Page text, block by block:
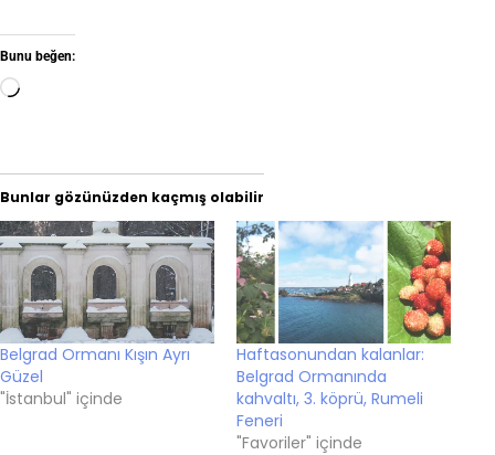
Bunu beğen:
Yükleniyor...
Bunlar gözünüzden kaçmış olabilir
Belgrad Ormanı Kışın Ayrı
Güzel
"İstanbul" içinde
Haftasonundan kalanlar:
Belgrad Ormanında
kahvaltı, 3. köprü, Rumeli
Feneri
"Favoriler" içinde